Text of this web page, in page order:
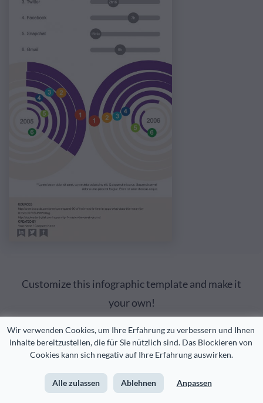
Wir verwenden Cookies, um Ihre Erfahrung zu verbessern und Ihnen
Inhalte bereitzustellen, die für Sie nützlich sind. Das Blockieren von
Cookies kann sich negativ auf Ihre Erfahrung auswirken.
Alle zulassen Ablehnen Anpassen
Customize this infographic template and make it
your own!
Bearbeiten und herunterladen